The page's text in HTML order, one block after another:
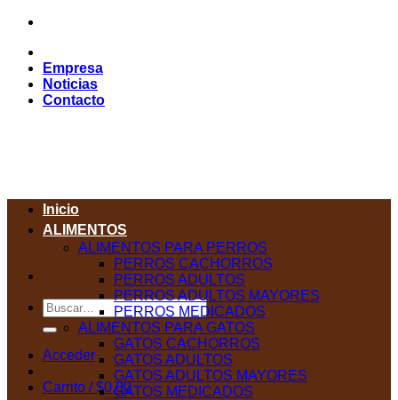
Saltar
contenido
Empresa
Noticias
Contacto
Buscar
por:
Acceder
Carrito /$0,00
Inicio
ALIMENTOS
ALIMENTOS PARA PERROS
PERROS CACHORROS
PERROS ADULTOS
PERROS ADULTOS MAYORES
PERROS MEDICADOS
ALIMENTOS PARA GATOS
GATOS CACHORROS
GATOS ADULTOS
GATOS ADULTOS MAYORES
GATOS MEDICADOS